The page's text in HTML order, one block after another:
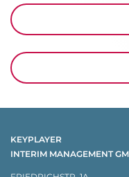
KEYPLAYER
INTERIM MANAGEMENT